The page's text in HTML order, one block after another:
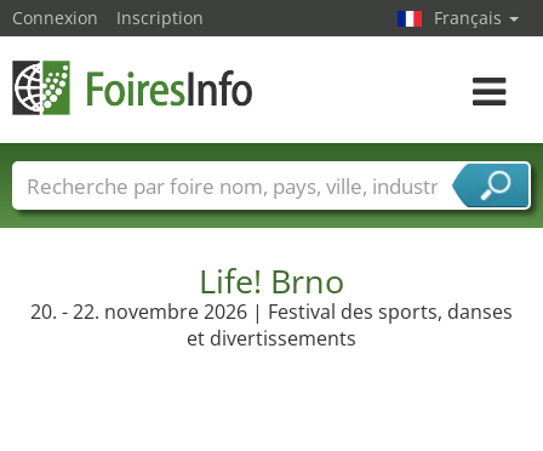
Life! Brno
20. - 22. novembre 2026 | Festival des sports, danses
et divertissements
Connexion Inscription Français
Toggle
Foire noms Pays Villes
Secteurs de foire